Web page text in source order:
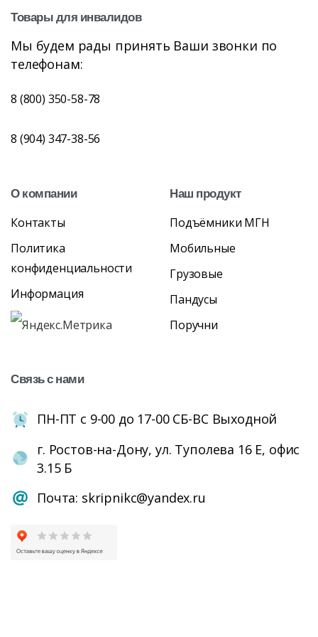
Товарыдля инвалидов
Мы будем рады принять Ваши звонки по
телефонам:
8 (800) 350-58-78
8 (904) 347-38-56
Окомпании
Контакты
Политика
конфиденциальности
Информация
Наш продукт
Подъёмники МГН
Мобильные
Грузовые
Пандусы
Поручни
Связьснами
ПН-ПТ с 9-00 до 17-00 СБ-ВС Выходной
г. Ростов-на-Дону, ул. Туполева 16 Е, офис
3.15 Б
Почта: skripnikc@yandex.ru